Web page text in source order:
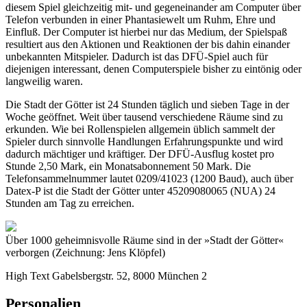
diesem Spiel gleichzeitig mit- und gegeneinander am Computer über
Telefon verbunden in einer Phantasiewelt um Ruhm, Ehre und
Einfluß. Der Computer ist hierbei nur das Medium, der Spielspaß
resultiert aus den Aktionen und Reaktionen der bis dahin einander
unbekannten Mitspieler. Dadurch ist das DFÜ-Spiel auch für
diejenigen interessant, denen Computerspiele bisher zu eintönig oder
langweilig waren.
Die Stadt der Götter ist 24 Stunden täglich und sieben Tage in der
Woche geöffnet. Weit über tausend verschiedene Räume sind zu
erkunden. Wie bei Rollenspielen allgemein üblich sammelt der
Spieler durch sinnvolle Handlungen Erfahrungspunkte und wird
dadurch mächtiger und kräftiger. Der DFÜ-Ausflug kostet pro
Stunde 2,50 Mark, ein Monatsabonnement 50 Mark. Die
Telefonsammelnummer lautet 0209/41023 (1200 Baud), auch über
Datex-P ist die Stadt der Götter unter 45209080065 (NUA) 24
Stunden am Tag zu erreichen.
Über 1000 geheimnisvolle Räume sind in der »Stadt der Götter«
verborgen (Zeichnung: Jens Klöpfel)
High Text Gabelsbergstr. 52, 8000 München 2
Personalien